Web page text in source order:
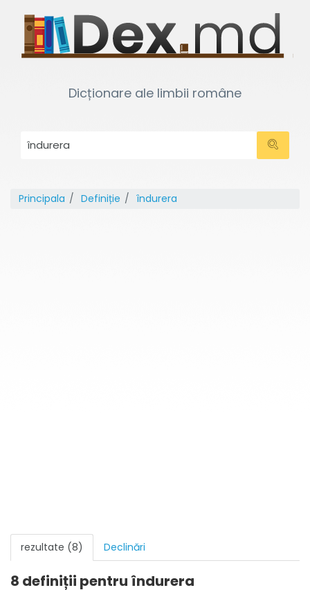
Dicționare ale limbii române
Principala Definiție îndurera
rezultate (8) Declinări
8 definiții pentru îndurera